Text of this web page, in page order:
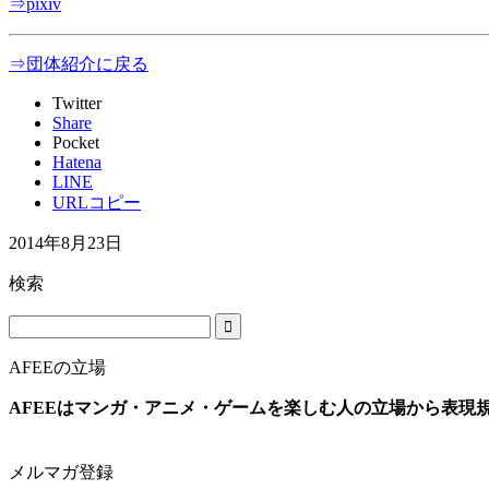
⇒pixiv
⇒団体紹介に戻る
Twitter
Share
Pocket
Hatena
LINE
URLコピー
2014年8月23日
検索
AFEEの立場
AFEEはマンガ・アニメ・ゲームを楽しむ人の立場から表現
メルマガ登録